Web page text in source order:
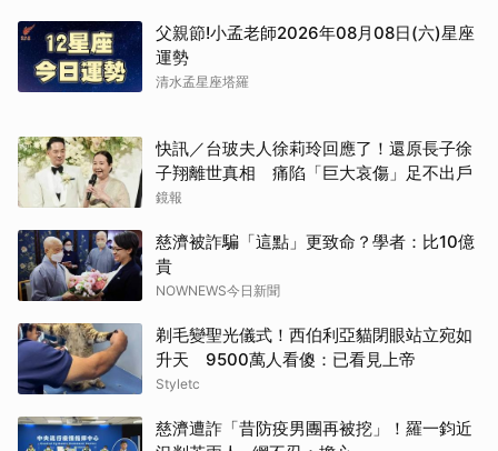
父親節!小孟老師2026年08月08日(六)星座
運勢
清水孟星座塔羅
快訊／台玻夫人徐莉玲回應了！還原長子徐
子翔離世真相 痛陷「巨大哀傷」足不出戶
鏡報
慈濟被詐騙「這點」更致命？學者：比10億
貴
NOWNEWS今日新聞
剃毛變聖光儀式！西伯利亞貓閉眼站立宛如
升天 9500萬人看傻：已看見上帝
Styletc
慈濟遭詐「昔防疫男團再被挖」！羅一鈞近